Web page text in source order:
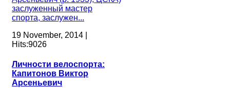
заслуженный мастер
спорта, заслужен...
19 November, 2014 |
Hits:9026
Личности велоспорта:
Капитонов Виктор
Арсеньевич